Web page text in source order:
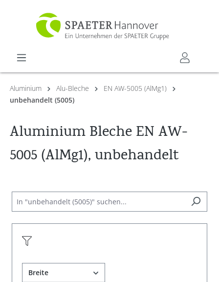
springen
Aluminium Alu-Bleche
EN AW-5005 (AlMg1)
unbehandelt (5005)
Aluminium Bleche EN AW-
5005 (AlMg1), unbehandelt
Breite